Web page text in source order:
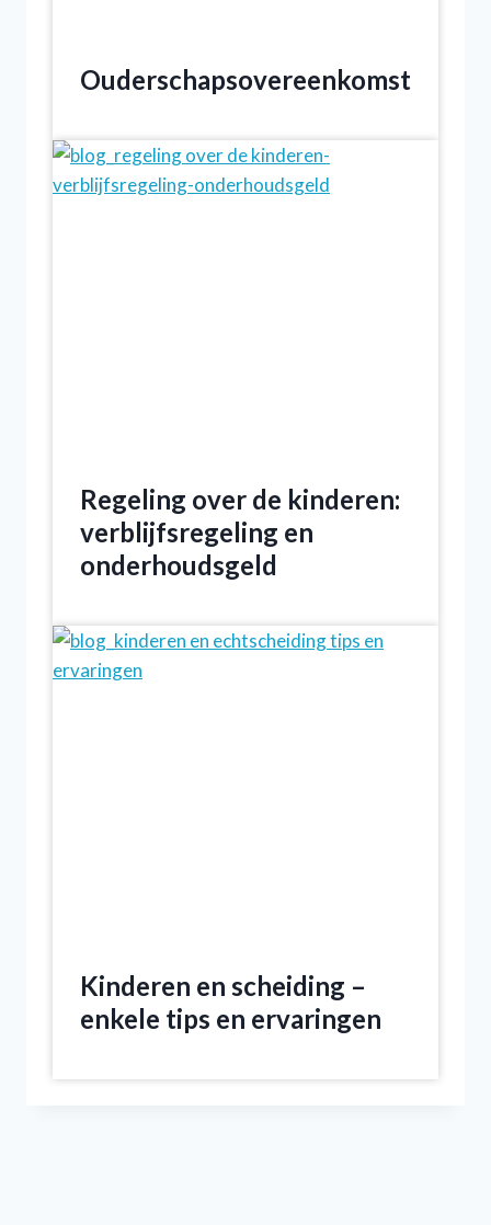
Ouderschapsovereenkomst
Regeling over de kinderen:
verblijfsregeling en
onderhoudsgeld
Kinderen en scheiding –
enkele tips en ervaringen